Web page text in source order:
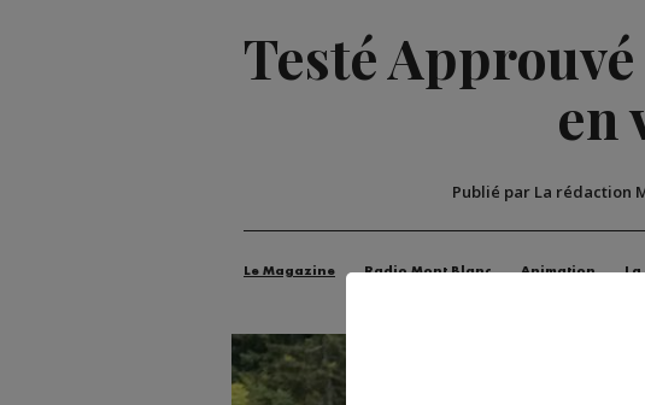
Testé
en
Publié par La rédaction
Le Magazine Radio Mont Blanc Animation La